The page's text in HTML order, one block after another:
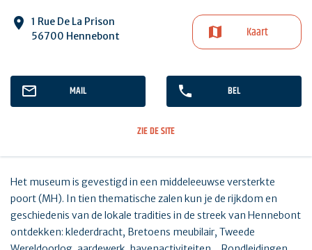
1 Rue De La Prison
56700 Hennebont
Kaart
MAIL BEL
ZIE DE SITE
Het museum is gevestigd in een middeleeuwse versterkte
poort (MH). In tien thematische zalen kun je de rijkdom en
geschiedenis van de lokale tradities in de streek van Hennebont
ontdekken: klederdracht, Bretoens meubilair, Tweede